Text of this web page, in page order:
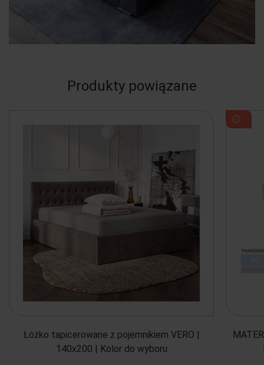
Produkty powiązane
Łóżko tapicerowane z pojemnikiem VERO |
140x200 | Kolor do wyboru